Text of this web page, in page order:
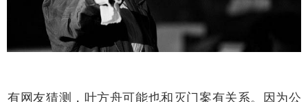
友猜测，叶方舟可能也和灭门案有关系。因为公